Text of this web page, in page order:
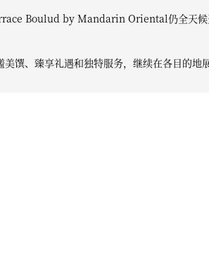
Boulud by Mandarin Oriental仍全天候
馔、臻享礼遇和独特服务，继续在各目的地